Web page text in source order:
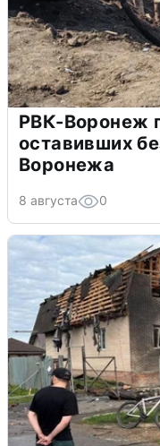
РВК-Воронеж
оставивших
Воронежа
8 августа 0